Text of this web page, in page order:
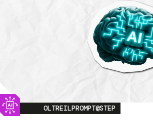
Image
OLTREILPROMPT@STEP